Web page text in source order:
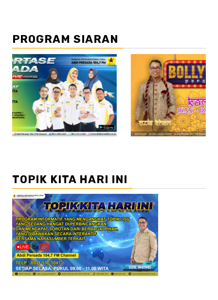
PROGRAM SIARAN
//2
TOPIK KITA HARI INI